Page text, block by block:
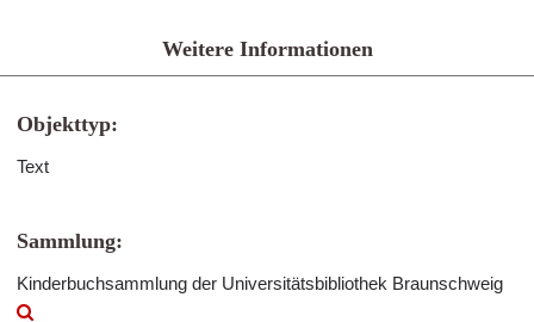
Weitere Informationen
Objekttyp:
Text
Sammlung:
Kinderbuchsammlung der Universitätsbibliothek Braunschweig